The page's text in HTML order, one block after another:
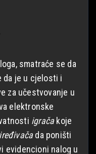
smatraće se da
da je u cjelosti i
za učestvovanje u
elektronske
igrača koje
da poništi
evidencioni nalog u